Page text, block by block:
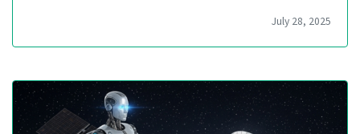
July 28, 2025